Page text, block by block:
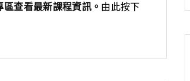
區查看最新課程資訊。 由此按下